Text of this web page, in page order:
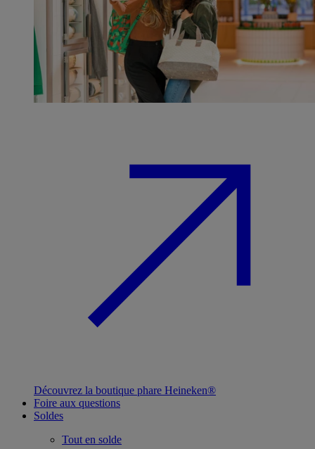
Découvrez la boutique phare Heineken®
Foire aux questions
Soldes
Tout en solde